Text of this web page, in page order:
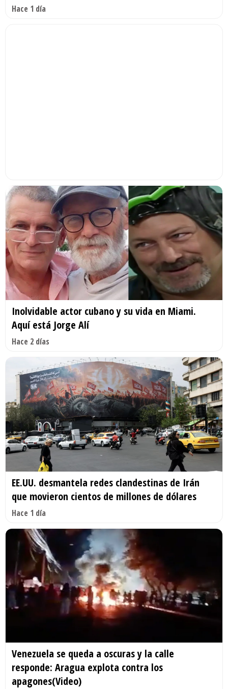
Hace 1 día
Inolvidable actor cubano y su vida en Miami.
Aquí está Jorge Alí
Hace 2 días
EE.UU. desmantela redes clandestinas de Irán
que movieron cientos de millones de dólares
Hace 1 día
Venezuela se queda a oscuras y la calle
responde: Aragua explota contra los
apagones(Video)